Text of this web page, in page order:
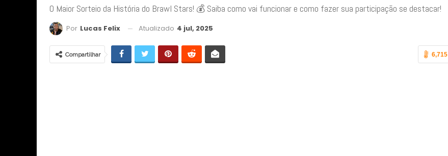
O Maior Sorteio da História do Brawl Stars! 💰 Saiba como vai funcionar e como fazer sua participação se destacar!
Por Lucas Felix Atualizado 4 jul, 2025
6,715
Compartilhar